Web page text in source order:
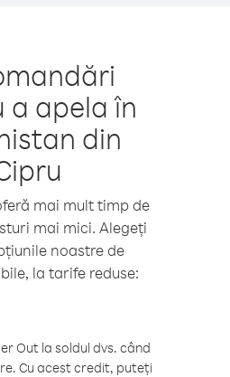
a apela în
din
mai mult timp de
mai mici. Alegeți
noastre de
la tarife reduse:
Out la soldul dvs. când
Cu acest credit, puteți